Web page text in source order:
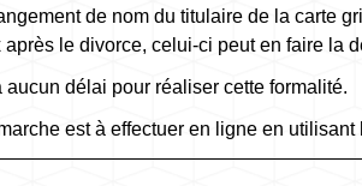
de nom du titulaire de la carte
après le divorce, celui-ci peut en faire la
aucun délai pour réaliser cette formalité.
est à effectuer en ligne en